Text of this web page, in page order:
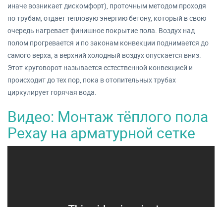
иначе возникает дискомфорт), проточным методом проходя
по трубам, отдает тепловую энергию бетону, который в свою
очередь нагревает финишное покрытие пола. Воздух над
полом прогревается и по законам конвекции поднимается до
самого верха, а верхний холодный воздух опускается вниз.
Этот круговорот называется естественной конвекцией и
происходит до тех пор, пока в отопительных трубах
циркулирует горячая вода.
Видео: Монтаж тёплого пола
Рехау на арматурной сетке